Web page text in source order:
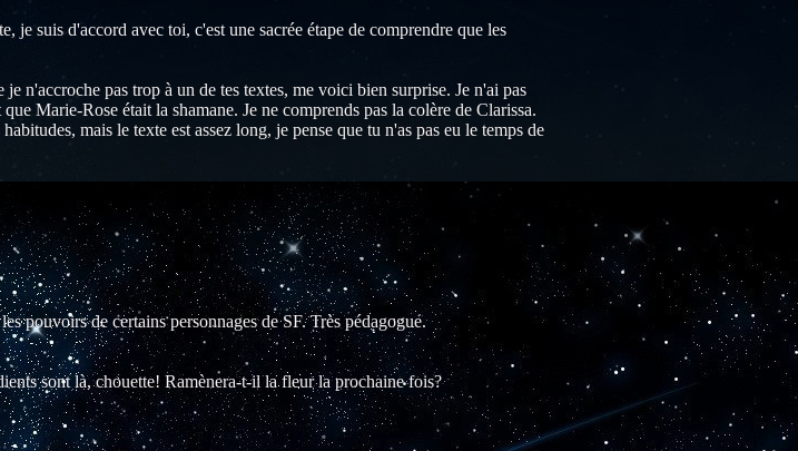
je suis d'accord avec toi, c'est une sacrée étape de comprendre que les
n'accroche pas trop à un de tes textes, me voici bien surprise. Je n'ai pas
Marie-Rose était la shamane. Je ne comprends pas la colère de Clarissa.
mais le texte est assez long, je pense que tu n'as pas eu le temps de
pouvoirs de certains personnages de SF. Très pédagogue.
sont là, chouette! Ramènera-t-il la fleur la prochaine fois?